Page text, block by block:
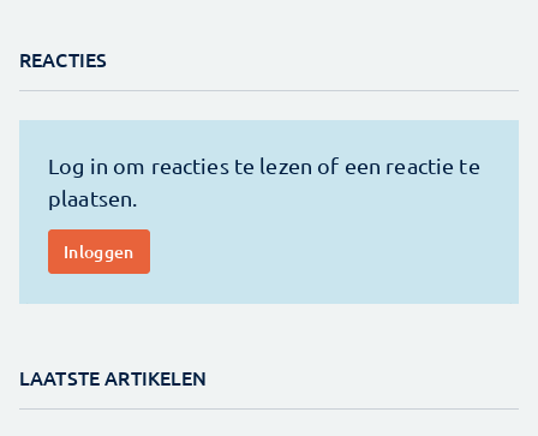
REACTIES
LAATSTE ARTIKELEN